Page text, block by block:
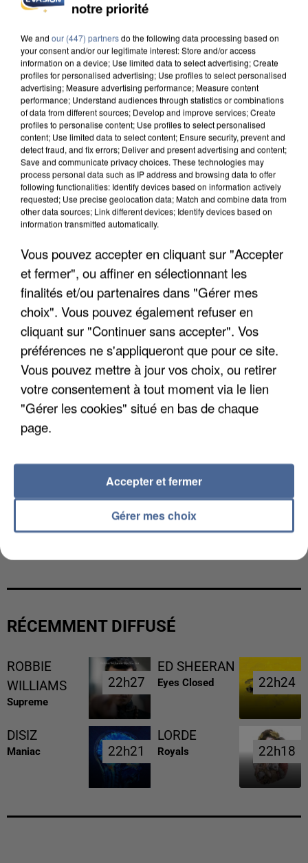
INCENDIES : L’ÎLE-DE-FRANCE LANCE UN ÉLAN
APRÈS TOUTES CES CANICULES, LES REFUGES
DE FAUNE SAUVAGE SONT...
L’UN DES FONDATEURS SUPPOSÉS DE LA DZ
RÉCEMMENT DIFFUSÉ
ROBBIE
WILLIAMS
Supreme
22h27
22h27
ED SHEERAN
Eyes Closed 22h24
22h24
DISIZ
Maniac 22h21
22h21
LORDE
Royals 22h18
22h18
notre priorité
We and our (447) partnersdo the following data processing based on
your consent and/or our legitimate interest: Store and/or access
information on a device; Use limited data to select advertising; Create
profiles for personalised advertising; Use profiles to select personalised
advertising; Measure advertising performance; Measure content
performance; Understand audiences through statistics or combinations
of data from different sources; Develop and improve services; Create
profiles to personalise content; Use profiles to select personalised
content; Use limited data to select content; Ensure security, prevent and
detect fraud, and fix errors; Deliver and present advertising and content;
Save and communicate privacy choices. These technologies may
process personal data such as IP address and browsing data to offer
following functionalities: Identify devices based on information actively
requested; Use precise geolocation data; Match and combine data from
other data sources; Link different devices; Identify devices based on
information transmitted automatically.
Vous pouvez accepter en cliquant sur "Accepter
et fermer", ou affiner en sélectionnant les
finalités et/ou partenaires dans "Gérer mes
choix". Vous pouvez également refuser en
cliquant sur "Continuer sans accepter". Vos
préférences ne s'appliqueront que pour ce site.
Vous pouvez mettre à jour vos choix, ou retirer
votre consentement à tout moment via le lien
"Gérer les cookies" situé en bas de chaque
page.
Gérer mes choix
Accepter et fermer